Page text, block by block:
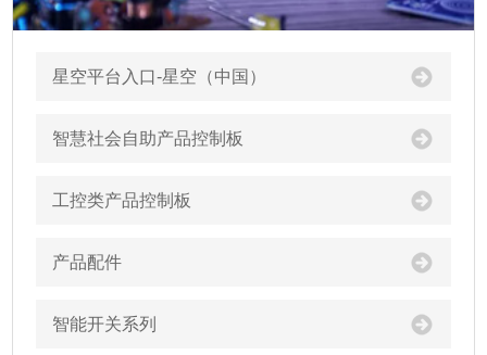
星空平台入口-星空（中国）
智慧社会自助产品控制板
工控类产品控制板
产品配件
智能开关系列